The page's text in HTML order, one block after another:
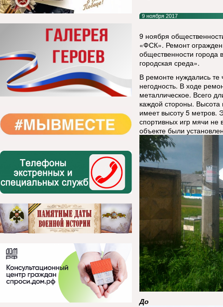
9 ноября 2017
9 ноября
«ФСК». Ремонт
общественности города
городская среда».
В ремонте нуждались
негодность. В ходе
металлическое. Всего
каждой стороны. Высота
имеет высоту 5 метров.
спортивных игр мячи не
объекте были
До